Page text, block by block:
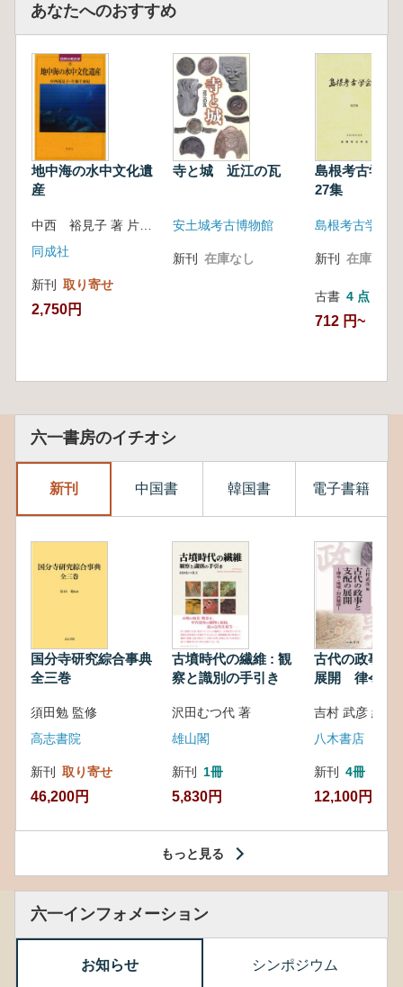
あなたへのおすすめ
地中海の水中文化遺
産
同成社
新刊 取り寄せ
2,750円
寺と城 近江の瓦
安土城考古博物館
新刊 在庫なし
島根考古学
27集
島根考古学会
新刊 在庫なし
古書 4 点
712 円~
六一書房のイチオシ
新刊 中国書 韓国書 電子書籍
国分寺研究綜合事典
全三巻
須田勉 監修
高志書院
新刊 取り寄せ
46,200円
古墳時代の繊維 : 観
察と識別の手引き
沢田むつ代 著
雄山閣
新刊 1冊
5,830円
古代の政事と
展開 律令・
吉村 武彦 編集
八木書店
新刊 4冊
12,100円
もっと見る
六一インフォメーション
お知らせ シンポジウム